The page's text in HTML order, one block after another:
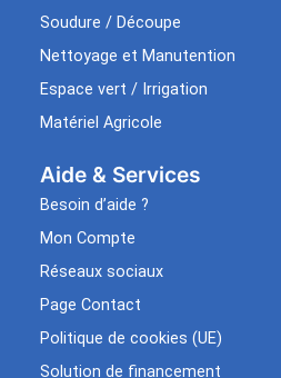
Soudure / Découpe
Nettoyage et Manutention
Espace vert / Irrigation
Matériel Agricole
Aide & Services​
Besoin d’aide ?
Mon Compte
Réseaux sociaux
Page Contact
Politique de cookies (UE)
Solution de financement